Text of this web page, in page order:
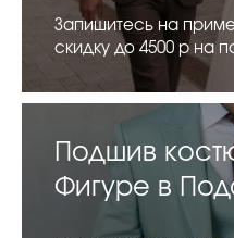
Запишитесь на
скидку до 4500 р на
Подшив
Фигуре в